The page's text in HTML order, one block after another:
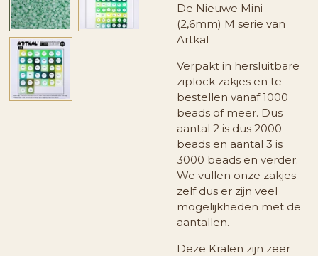
De Nieuwe Mini
(2,6mm) M serie van
Artkal
Verpakt in hersluitbare
ziplock zakjes en te
bestellen vanaf 1000
beads of meer. Dus
aantal 2 is dus 2000
beads en aantal 3 is
3000 beads en verder.
We vullen onze zakjes
zelf dus er zijn veel
mogelijkheden met de
aantallen.
Deze Kralen zijn zeer